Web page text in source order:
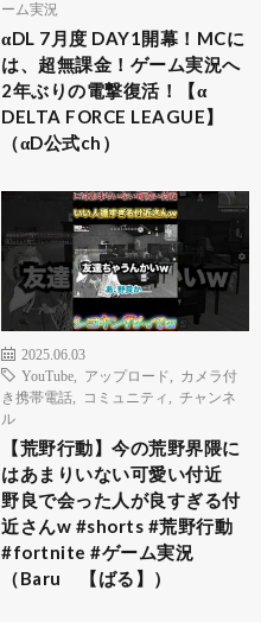
ーム実況
αDL 7月度 DAY1開幕！MCに
は、超無課金！ゲーム実況へ
2年ぶりの電撃復活！【α
DELTA FORCE LEAGUE】
（αD公式ch）
2025.06.03
YouTube
アップロード
カメラ付
き携帯電話
コミュニティ
チャンネ
ル
【荒野行動】今の荒野界隈に
はあまりいない可愛い付近
野良で会った人が良すぎる付
近さんw #shorts #荒野行動
#fortnite #ゲーム実況
（Baru 【ばる】）